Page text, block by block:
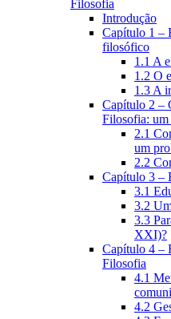
Filosofia
Introdução
Capítulo 1 –
filosófico
1.1 A
1.2 O
1.3 A
Capítulo 2 –
Filosofia:
2.1
um
2.2
Capítulo 3 –
3.1
3.2
3.3
XXI)?
Capítulo 4 –
Filosofia
4.1
4.2